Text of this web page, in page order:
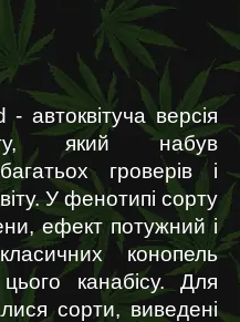
автоквітуча версія
який набув
гроверів і
У фенотипі сорту
ефект потужний і
конопель
канабісу. Для
сорти, виведені